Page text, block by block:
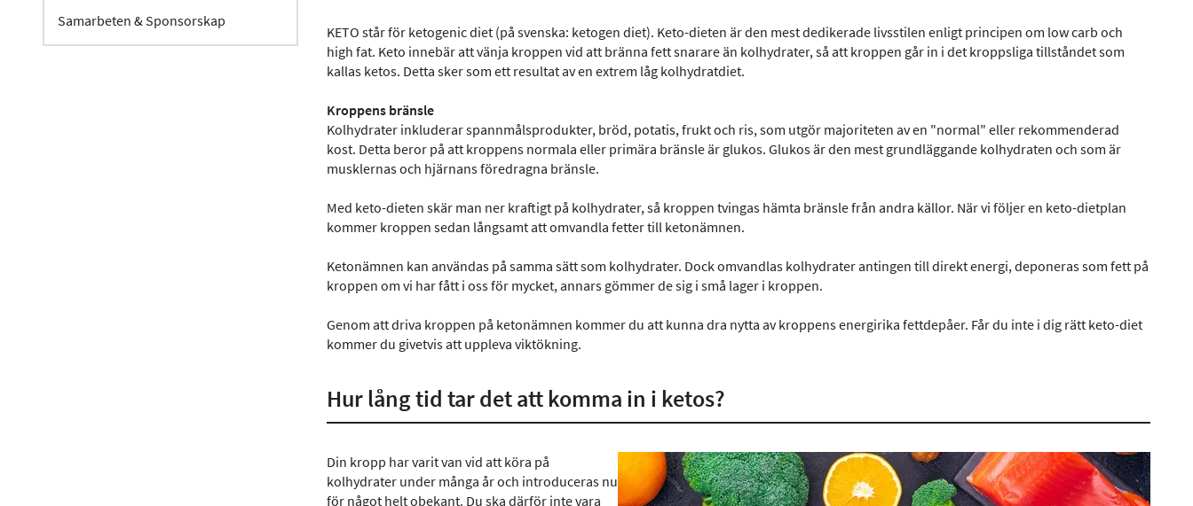
Samarbeten & Sponsorskap
KETO står för ketogenic diet (på svenska: ketogen diet). Keto-dieten är den mest dedikerade livsstilen enligt principen om low carb och
high fat. Keto innebär att vänja kroppen vid att bränna fett snarare än kolhydrater, så att kroppen går in i det kroppsliga tillståndet som
kallas ketos. Detta sker som ett resultat av en extrem låg kolhydratdiet.
Kroppens bränsle
Kolhydrater inkluderar spannmålsprodukter, bröd, potatis, frukt och ris, som utgör majoriteten av en "normal" eller rekommenderad
kost. Detta beror på att kroppens normala eller primära bränsle är glukos. Glukos är den mest grundläggande kolhydraten och som är
musklernas och hjärnans föredragna bränsle.
Med keto-dieten skär man ner kraftigt på kolhydrater, så kroppen tvingas hämta bränsle från andra källor. När vi följer en keto-dietplan
kommer kroppen sedan långsamt att omvandla fetter till ketonämnen.
Ketonämnen kan användas på samma sätt som kolhydrater. Dock omvandlas kolhydrater antingen till direkt energi, deponeras som fett på
kroppen om vi har fått i oss för mycket, annars gömmer de sig i små lager i kroppen.
Genom att driva kroppen på ketonämnen kommer du att kunna dra nytta av kroppens energirika fettdepåer. Får du inte i dig rätt keto-diet
kommer du givetvis att uppleva viktökning.
Hur lång tid tar det att komma in i ketos?
Din kropp har varit van vid att köra på
kolhydrater under många år och introduceras nu
för något helt obekant. Du ska därför inte vara